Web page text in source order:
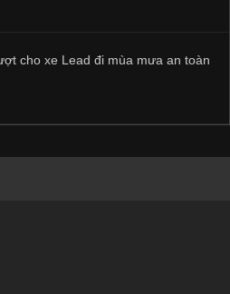
cho xe Lead đi mùa mưa an toàn